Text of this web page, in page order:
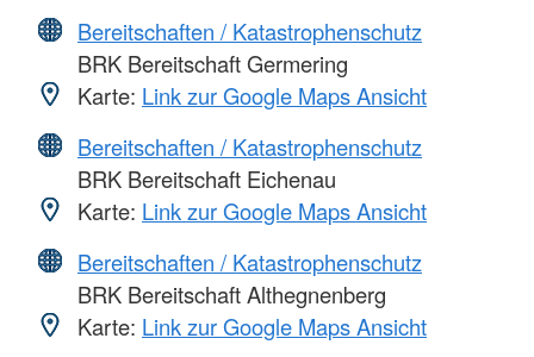
Bereitschaften / Katastrophenschutz
BRK Bereitschaft Germering
Karte: Link zur Google Maps Ansicht
Bereitschaften / Katastrophenschutz
BRK Bereitschaft Eichenau
Karte: Link zur Google Maps Ansicht
Bereitschaften / Katastrophenschutz
BRK Bereitschaft Althegnenberg
Karte: Link zur Google Maps Ansicht